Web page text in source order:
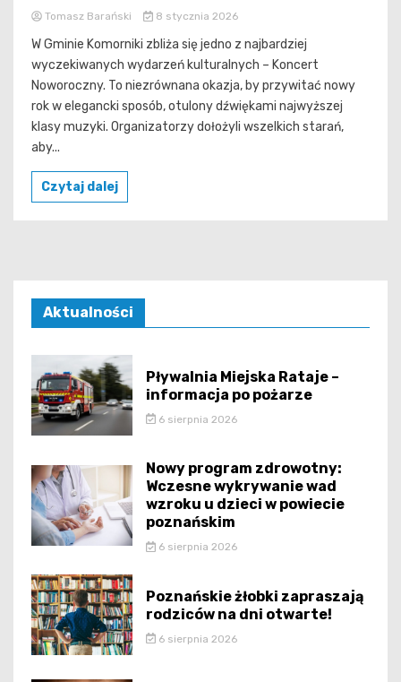
Tomasz Barański 8 stycznia 2026
W Gminie Komorniki zbliża się jedno z najbardziej
wyczekiwanych wydarzeń kulturalnych – Koncert
Noworoczny. To niezrównana okazja, by przywitać nowy
rok w elegancki sposób, otulony dźwiękami najwyższej
klasy muzyki. Organizatorzy dołożyli wszelkich starań,
aby...
Czytaj dalej
Aktualności
Pływalnia Miejska Rataje –
informacja po pożarze
6 sierpnia 2026
Nowy program zdrowotny:
Wczesne wykrywanie wad
wzroku u dzieci w powiecie
poznańskim
6 sierpnia 2026
Poznańskie żłobki zapraszają
rodziców na dni otwarte!
6 sierpnia 2026